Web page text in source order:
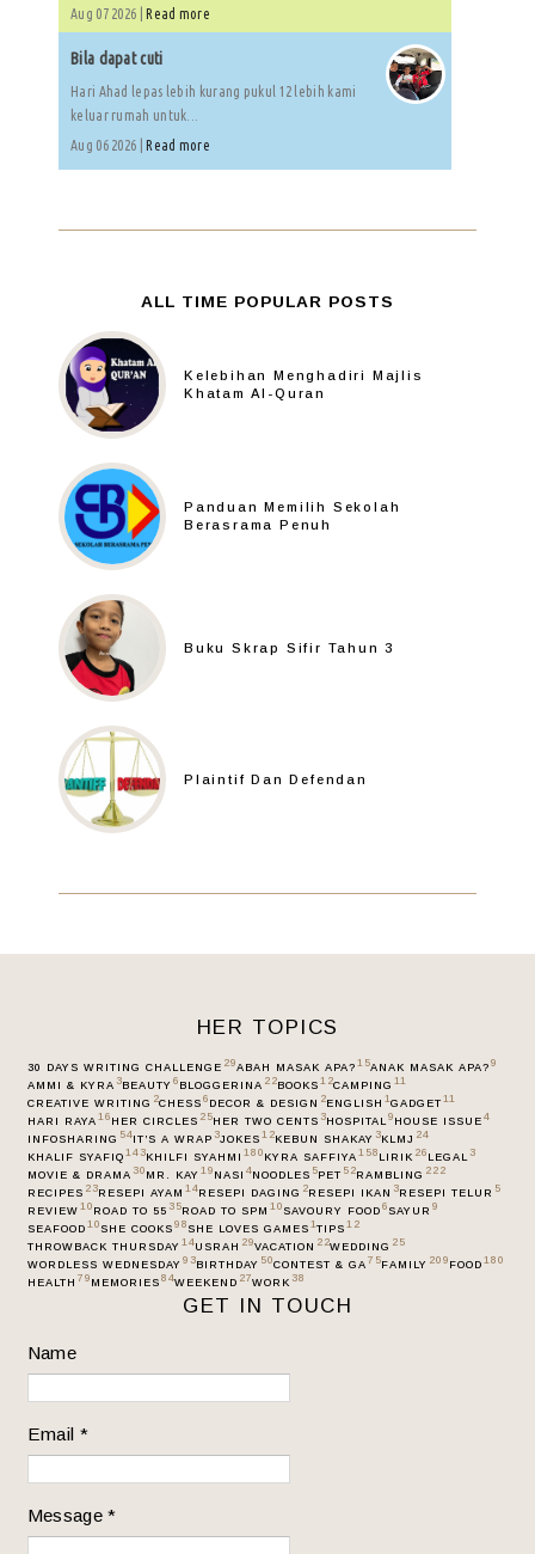
Aug 07 2026 | Read more
Bila dapat cuti
Hari Ahad lepas lebih kurang pukul 12 lebih kami
keluar rumah untuk...
Aug 06 2026 | Read more
ALL TIME POPULAR POSTS
Kelebihan Menghadiri Majlis
Khatam Al-Quran
Panduan Memilih Sekolah
Berasrama Penuh
Buku Skrap Sifir Tahun 3
Plaintif Dan Defendan
HER TOPICS
30 DAYS WRITING CHALLENGE 29ABAH MASAK APA? 15ANAK MASAK APA? 9
AMMI & KYRA 3BEAUTY 6 BLOGGERINA 22BOOKS 12CAMPING 11
CREATIVE WRITING 2CHESS 6 DECOR & DESIGN 2ENGLISH 1GADGET 11
HARI RAYA 16 HER CIRCLES 25HER TWO CENTS 3HOSPITAL9 HOUSE ISSUE 4
INFOSHARING 54IT’S A WRAP 3JOKES 12KEBUN SHAKAY 3KLMJ 24
KHALIF SYAFIQ 143KHILFI SYAHMI 180 KYRA SAFFIYA 158 LIRIK 26 LEGAL3
MOVIE & DRAMA 30 MR. KAY 19 NASI 4NOODLES 5PET 52RAMBLING 222
RECIPES 23RESEPI AYAM 14RESEPI DAGING 2RESEPI IKAN 3RESEPI TELUR 5
REVIEW 10 ROAD TO 55 35ROAD TO SPM 10 SAVOURY FOOD 6 SAYUR 9
SEAFOOD 10 SHE COOKS 98 SHE LOVES GAMES 1TIPS 12
THROWBACK THURSDAY 14USRAH 29VACATION 22WEDDING 25
WORDLESS WEDNESDAY 93BIRTHDAY 50CONTEST & GA 75FAMILY 209 FOOD 180
HEALTH 79 MEMORIES 84WEEKEND 27WORK 38
GET IN TOUCH
Name
Email *
Message*